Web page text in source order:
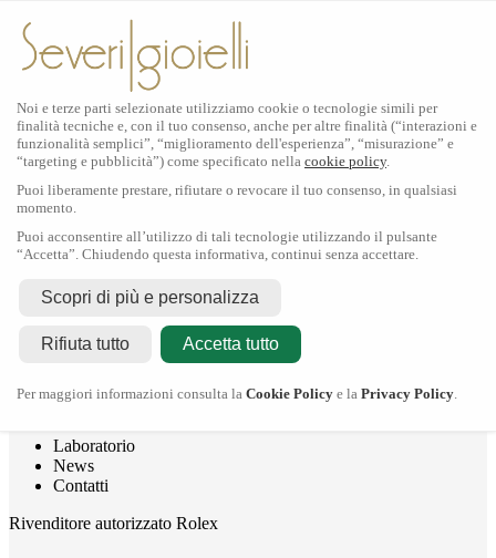
Rolex
Rolex Certified Pre-Owned
Crivelli
Pomellato
Severi Gioielli
Laboratorio
News
Contatti
Rivenditore autorizzato Rolex
Noi e terze parti selezionate utilizziamo cookie o tecnologie simili per
finalità tecniche e, con il tuo consenso, anche per altre finalità (“interazioni e
funzionalità semplici”, “miglioramento dell'esperienza”, “misurazione” e
“targeting e pubblicità”) come specificato nella cookie policy.
Puoi liberamente prestare, rifiutare o revocare il tuo consenso, in qualsiasi
momento.
Puoi acconsentire all’utilizzo di tali tecnologie utilizzando il pulsante
“Accetta”. Chiudendo questa informativa, continui senza accettare.
Scopri di più e personalizza
Rifiuta tutto Accetta tutto
Per maggiori informazioni consulta la Cookie Policy e la Privacy Policy.